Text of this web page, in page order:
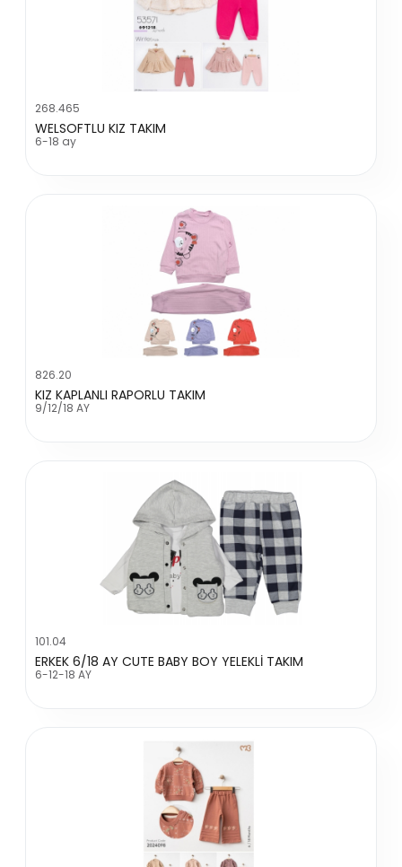
268.465
WELSOFTLU KIZ TAKIM
6-18 ay
826.20
KIZ KAPLANLI RAPORLU TAKIM
9/12/18 AY
101.04
ERKEK 6/18 AY CUTE BABY BOY YELEKLİ TAKIM
6-12-18 AY